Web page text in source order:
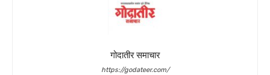
गोदातीर समाचार
https://godateer.com/